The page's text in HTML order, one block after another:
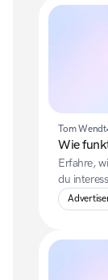
Tom Wendt
Wie
Erfahre,
du
welche
Native